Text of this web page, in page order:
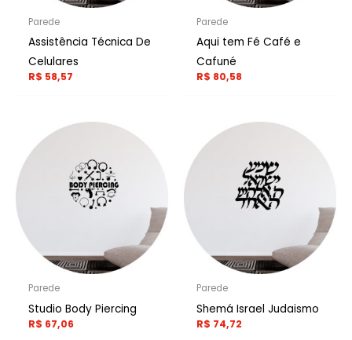
Parede
Assistência Técnica De
Celulares
R$ 58,57
Parede
Aqui tem Fé Café e
Cafuné
R$ 80,58
Parede
Studio Body Piercing
R$ 67,06
Parede
Shemá Israel Judaismo
R$ 74,72